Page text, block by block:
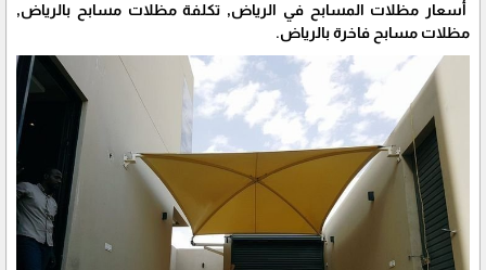
أسعار مظلات المسابح في الرياض, تكلفة مظلات مسابح بالرياض,
مظلات مسابح فاخرة بالرياض.